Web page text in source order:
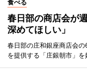
食べる
春日部の商店会が
深めてほしい」
春日部の庄和銀座商店会
を提供する「庄銀朝市」を